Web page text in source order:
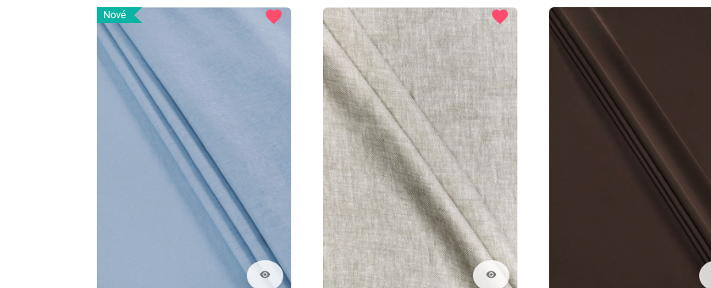
Nové
visibility
favorite
visibility
favorite